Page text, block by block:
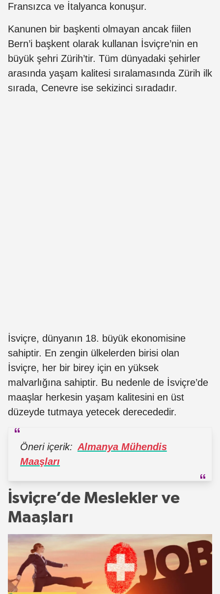
Fransızca ve İtalyanca konuşur.
Kanunen bir başkenti olmayan ancak fiilen
Bern’i başkent olarak kullanan İsviçre’nin en
büyük şehri Zürih’tir. Tüm dünyadaki şehirler
arasında yaşam kalitesi sıralamasında Zürih ilk
sırada, Cenevre ise sekizinci sıradadır.
İsviçre, dünyanın 18. büyük ekonomisine
sahiptir. En zengin ülkelerden birisi olan
İsviçre, her bir birey için en yüksek
malvarlığına sahiptir. Bu nedenle de İsviçre’de
maaşlar herkesin yaşam kalitesini en üst
düzeyde tutmaya yetecek derecededir.
Öneri içerik: Almanya Mühendis
Maaşları
İsviçre’de Meslekler ve
Maaşları